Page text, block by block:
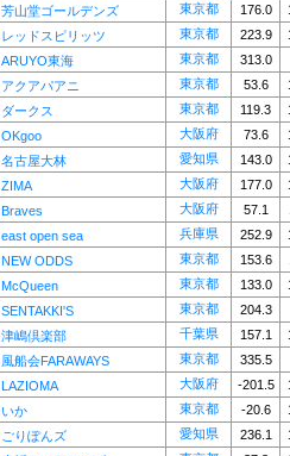
芳山堂ゴールデンズ 東京都 176.0
レッドスピリッツ 東京都 223.9
ARUYO東海 東京都
313.0
アクアパアニ 東京都 53.6
ダークス 東京都 119.3
OKgoo 大阪府 73.6
名古屋大林 愛知県 143.0
ZIMA 大阪府 177.0
Braves 大阪府 57.1
east open sea 兵庫県 252.9
NEW ODDS 東京都 153.6
McQueen 東京都 133.0
SENTAKKI'S 東京都
204.3
津嶋倶楽部 千葉県 157.1
風船会FARAWAYS 東京都
335.5
LAZIOMA 大阪府 -201.5
いか 東京都 -20.6
ごりぽんズ 愛知県 236.1